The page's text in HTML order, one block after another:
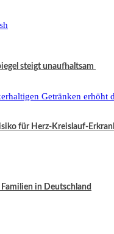
steigt unaufhaltsam
für Herz-Kreislauf-
in Deutschland